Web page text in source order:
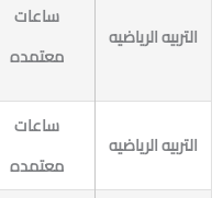
التربيه الرياضيه
ساعات
معتمده
التربيه الرياضيه
ساعات
معتمده